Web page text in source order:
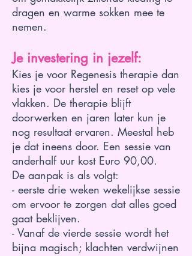
dragen en warme sokken mee te
nemen.
Je investering in jezelf:
Kies je voor Regenesis therapie dan
kies je voor herstel en reset op vele
vlakken. De therapie blijft
doorwerken en jaren later kun je
nog resultaat ervaren. Meestal heb
je dat ineens door. Een sessie van
anderhalf uur kost Euro 90,00.
De aanpak is als volgt:
- eerste drie weken wekelijkse sessie
om ervoor te zorgen dat alles goed
gaat beklijven.
- Vanaf de vierde sessie wordt het
bijna magisch; klachten verdwijnen